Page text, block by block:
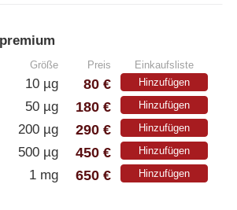
Größe Preis Einkaufsliste
10 µg 80 € Hinzufügen
50 µg 180 € Hinzufügen
200 µg 290 € Hinzufügen
500 µg 450 € Hinzufügen
1 mg 650 € Hinzufügen